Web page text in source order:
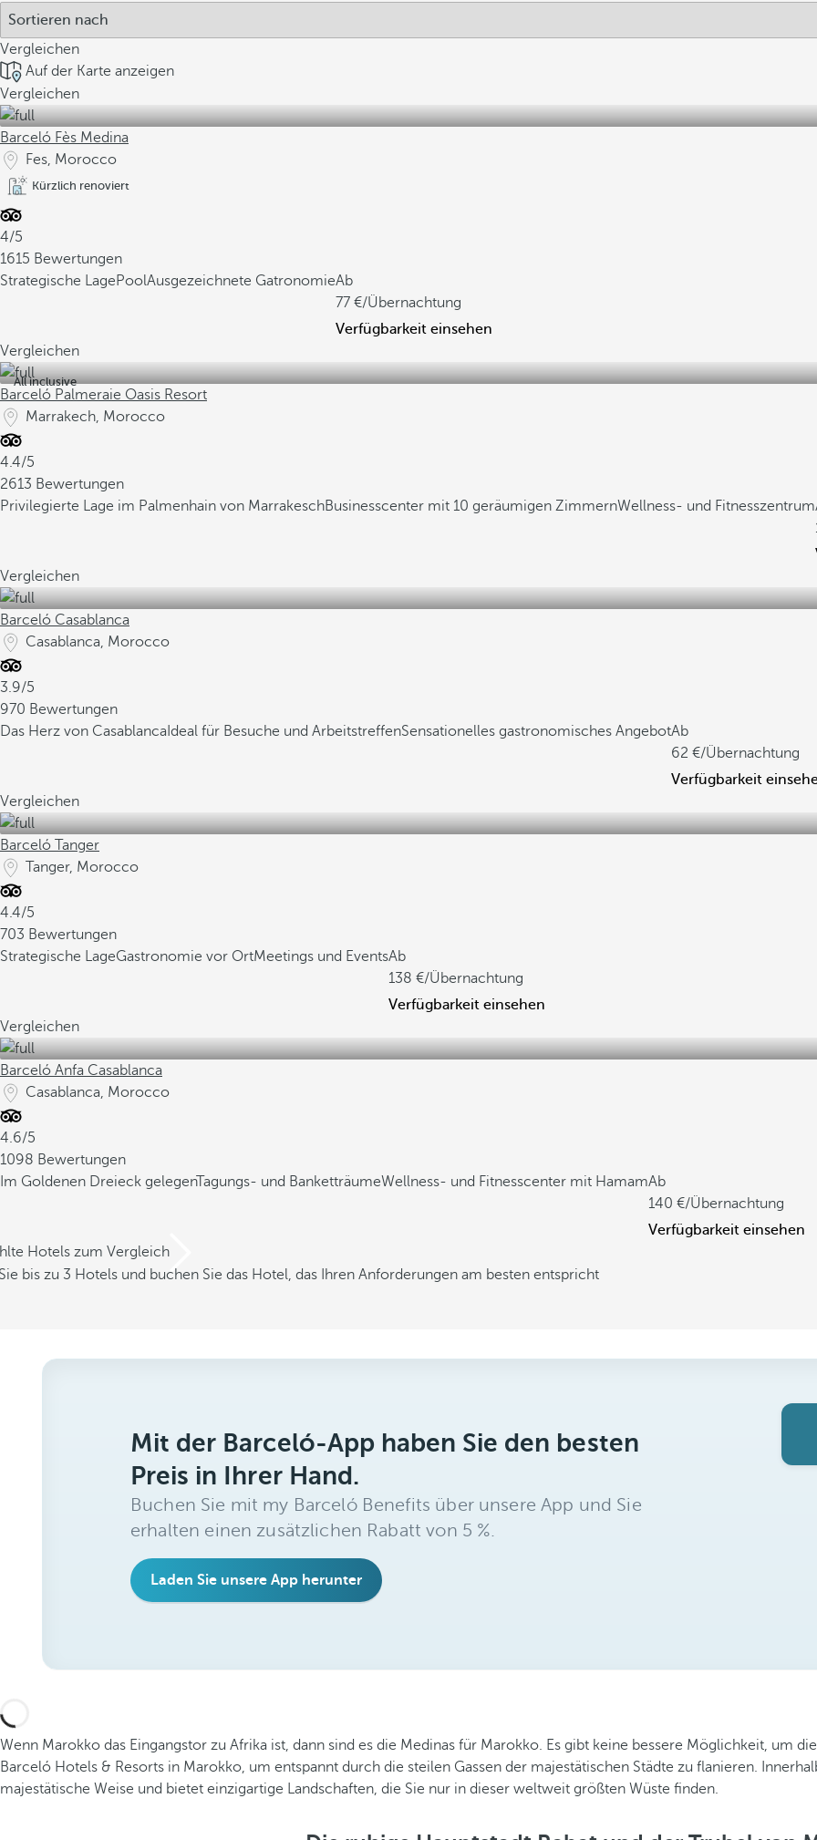
Vergleichen
Auf der Karte anzeigen
Vergleichen
Barceló Fès Medina
Fes, Morocco
Kürzlich renoviert
4/5
1615 Bewertungen
Strategische LagePoolAusgezeichnete GatronomieAb
77
/Übernachtung
Verfügbarkeit einsehen
Vergleichen
All inclusive
Barceló Palmeraie Oasis Resort
Marrakech, Morocco
4.4/5
2613 Bewertungen
Privilegierte Lage im Palmenhain von MarrakeschBusinesscenter mit 10 geräumigen ZimmernWellness- und Fitnesszentrum
Vergleichen
Barceló Casablanca
Casablanca, Morocco
3.9/5
970 Bewertungen
Das Herz von Casablanca Ideal für Besuche und ArbeitstreffenSensationelles gastronomisches AngebotAb
62
/Übernachtung
Verfügbarkeit
Vergleichen
Barceló Tanger
Tanger, Morocco
4.4/5
703 Bewertungen
Strategische LageGastronomie vor OrtMeetings und EventsAb
138
/Übernachtung
Verfügbarkeit einsehen
Vergleichen
Barceló Anfa Casablanca
Casablanca, Morocco
4.6/5
1098 Bewertungen
Im Goldenen Dreieck gelegenTagungs- und BanketträumeWellness- und Fitnesscenter mit HamamAb
140
/Übernachtung
Verfügbarkeit einsehen
Hotels zum Vergleich
bis zu 3 Hotels und buchen Sie das Hotel, das Ihren Anforderungen am besten entspricht
Mit der Barceló-App haben Sie den besten
Preis in Ihrer Hand.
Buchen Sie mit my Barceló Benefits über unsere App und Sie
erhalten einen zusätzlichen Rabatt von 5 %.
Laden Sie unsere App herunter
Wenn Marokko das Eingangstor zu Afrika ist, dann sind es die Medinas für Marokko. Es gibt keine bessere Möglichkeit, um
Barceló Hotels & Resorts in Marokko, um entspannt durch die steilen Gassen der majestätischen Städte zu flanieren.
majestätische Weise und bietet einzigartige Landschaften, die Sie nur in dieser weltweit größten Wüste finden.